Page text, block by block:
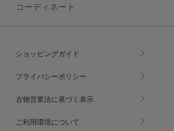
コーディネート
ショッピングガイド
プライバシーポリシー
古物営業法に基づく表示
ご利用環境について